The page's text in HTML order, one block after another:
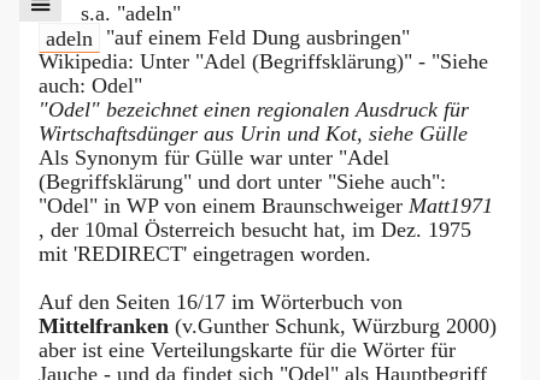
s.a. "adeln"
adeln
"auf einem Feld Dung ausbringen"
Wikipedia: Unter "Adel (Begriffsklärung)" - "Siehe
auch: Odel"
"Odel" bezeichnet einen regionalen Ausdruck für
Wirtschaftsdünger aus Urin und Kot, siehe Gülle
Als Synonym für Gülle war unter "Adel
(Begriffsklärung" und dort unter "Siehe auch":
"Odel" in WP von einem Braunschweiger Matt1971
, der 10mal Österreich besucht hat, im Dez. 1975
mit 'REDIRECT' eingetragen worden.
Auf den Seiten 16/17 im Wörterbuch von
Mittelfranken (v.Gunther Schunk, Würzburg 2000)
aber ist eine Verteilungskarte für die Wörter für
Jauche - und da findet sich "Odel" als Hauptbegriff